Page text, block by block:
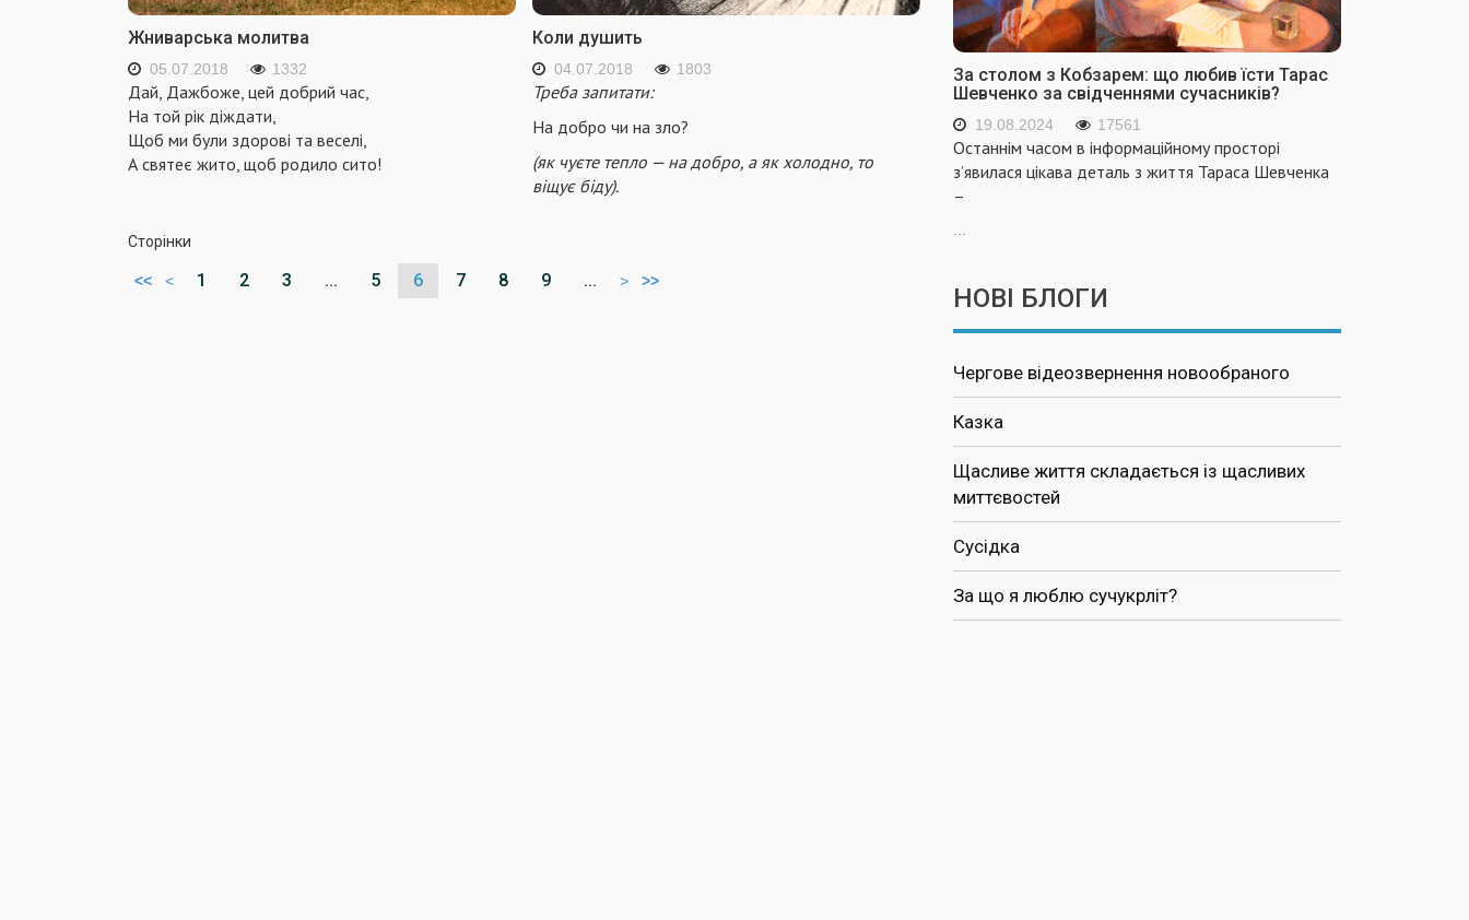
Жниварська молитва
05.07.2018 1332
Дай, Дажбоже, цей добрий час,
На той рік діждати,
Щоб ми були здорові та веселі,
А святеє жито, щоб родило сито!
Коли душить
04.07.2018 1803
Треба запитати:
На добро чи на зло?
(як чуєте тепло — на добро, а як холодно, то
віщує біду).
Сторінки
<< < 1 2 3 ... 5 6 7 8 9 ... > >>
За столом з Кобзарем: що любив їсти Тарас
Шевченко за свідченнями сучасників?
19.08.2024 17561
Останнім часом в інформаційному просторі
з’явилася цікава деталь з життя Тараса Шевченка
–
...
НОВІ БЛОГИ
Чергове відеозвернення новообраного
Казка
Щасливе життя складається із щасливих
миттєвостей
Сусідка
За що я люблю сучукрліт?